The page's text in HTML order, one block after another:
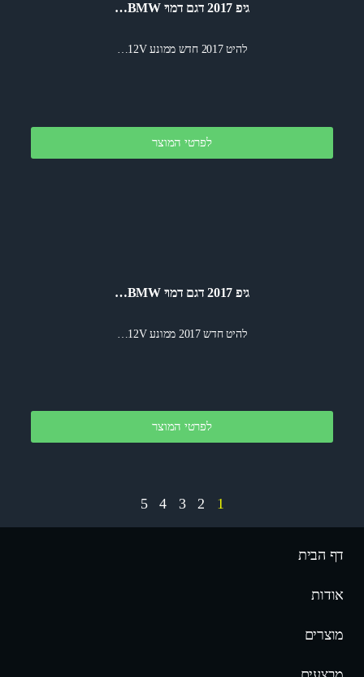
גיפ 2017 דגם דמוי BMW…
להיט 2017 חדש ממונע 12V…
לפרטי המוצר
גיפ 2017 דגם דמוי BMW…
להיט חדש 2017 ממונע 12V…
לפרטי המוצר
1
2
3
4
5
דף הבית
אודות
מוצרים